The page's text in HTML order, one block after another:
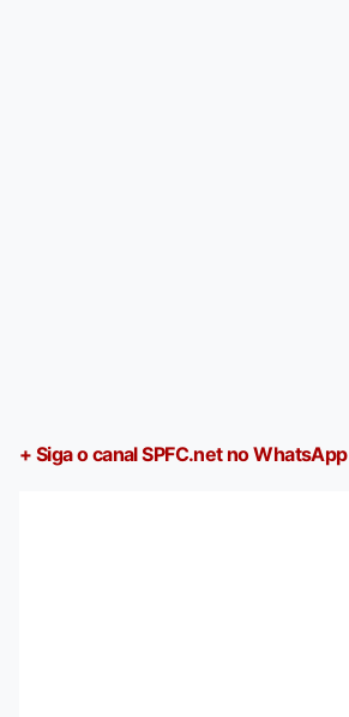
+ Siga o canal SPFC.net no WhatsApp